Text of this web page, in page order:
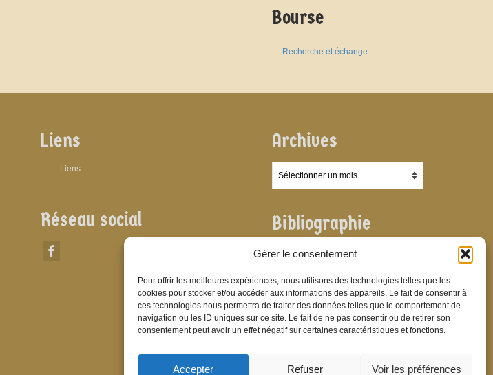
Gérer le consentement
Pour offrir les meilleures expériences, nous utilisons des technologies telles que les
cookies pour stocker et/ou accéder aux informations des appareils. Le fait de consentir à
ces technologies nous permettra de traiter des données telles que le comportement de
navigation ou les ID uniques sur ce site. Le fait de ne pas consentir ou de retirer son
consentement peut avoir un effet négatif sur certaines caractéristiques et fonctions.
Accepter Refuser Voir les préférences
Bourse
Recherche et échange
Liens
Liens
Réseau social
Archives
Bibliographie
Bibliographie